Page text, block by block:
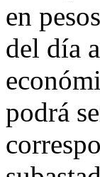
en
del día
podrá